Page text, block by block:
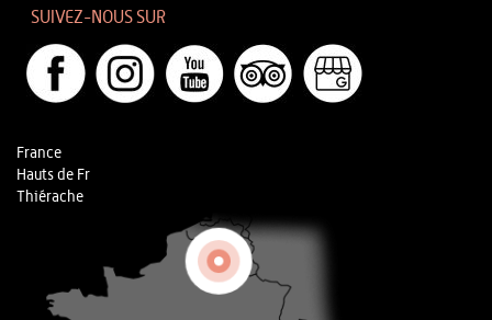
SUIVEZ-NOUS SUR
France
Hauts de Fr
Thiérache